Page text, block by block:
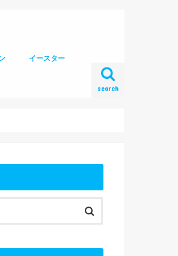
search
イースター